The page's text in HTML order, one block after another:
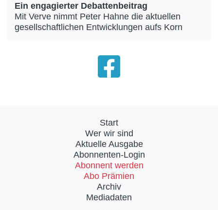
Ein engagierter Debattenbeitrag
Mit Verve nimmt Peter Hahne die aktuellen
gesellschaftlichen Entwicklungen aufs Korn
Start
Wer wir sind
Aktuelle Ausgabe
Abonnenten-Login
Abonnent werden
Abo Prämien
Archiv
Mediadaten